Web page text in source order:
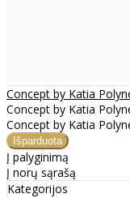
Concept by Katia
Concept by Katia
Concept by Katia
Į palyginimą
Į norų sąrašą
Kategorijos